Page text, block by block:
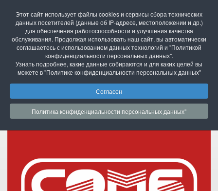
библиотека имени П.П. Бажова
г. Екатеринбург, ул. Академика Бардина, 28
телефон: (343)211-07-00, эл.почта :somb@egov66.ru
версия для слабовидящих
Этот сайт использует файлы cookies и сервисы сбора технических
данных посетителей (данные об IP-адресе, местоположении и др.)
для обеспечения работоспособности и улучшения качества
обслуживания. Продолжая использовать наш сайт, вы автоматически
соглашаетесь с использованием данных технологий и "Политикой
конфиденциальности персональных данных".
Узнать подробнее, какие данные собираются и для каких целей вы
можете в "Политике конфиденциальности персональных данных"
Согласен
Политика конфиденциальности персональных данных"